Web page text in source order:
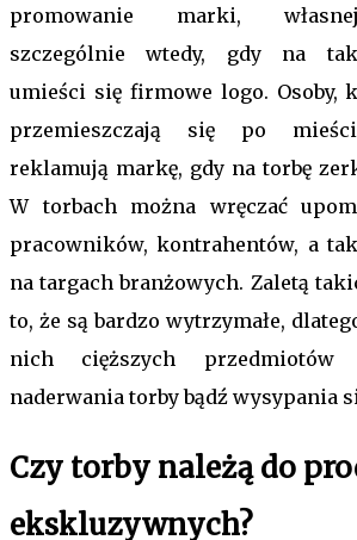
promowanie marki,
szczególnie wtedy, gdy na
umieści się firmowe logo. Osoby,
przemieszczają się po
reklamują markę, gdy na torbę
W torbach można wręczać
pracowników, kontrahentów, a
na targach branżowych. Zaletą
to, że są bardzo wytrzymałe,
nich cięższych przedmiotów
naderwania torby bądź wysypania
Czy torby należą do
ekskluzywnych?